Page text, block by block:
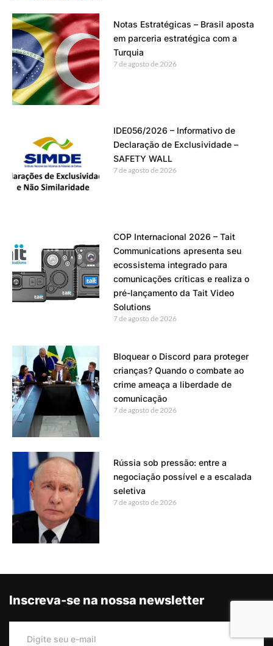
Notas Estratégicas – Brasil aposta
em parceria estratégica com a
Turquia
7 de agosto de 2026
IDE056/2026 – Informativo de
Declaração de Exclusividade –
SAFETY WALL
7 de agosto de 2026
COP Internacional 2026 – Tait
Communications apresenta seu
ecossistema integrado para
comunicações críticas e realiza o
pré-lançamento da Tait Video
Solutions
7 de agosto de 2026
Bloquear o Discord para proteger
crianças? Quando o combate ao
crime ameaça a liberdade de
comunicação
7 de agosto de 2026
Rússia sob pressão: entre a
negociação possível e a escalada
seletiva
7 de agosto de 2026
Inscreva-se na nossa newsletter